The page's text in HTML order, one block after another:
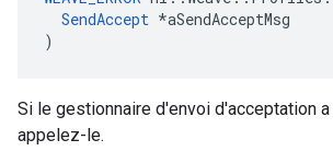
SendAccept *aSendAcceptMsg
)
Si le gestionnaire d'envoi d'acceptation
appelez-le.